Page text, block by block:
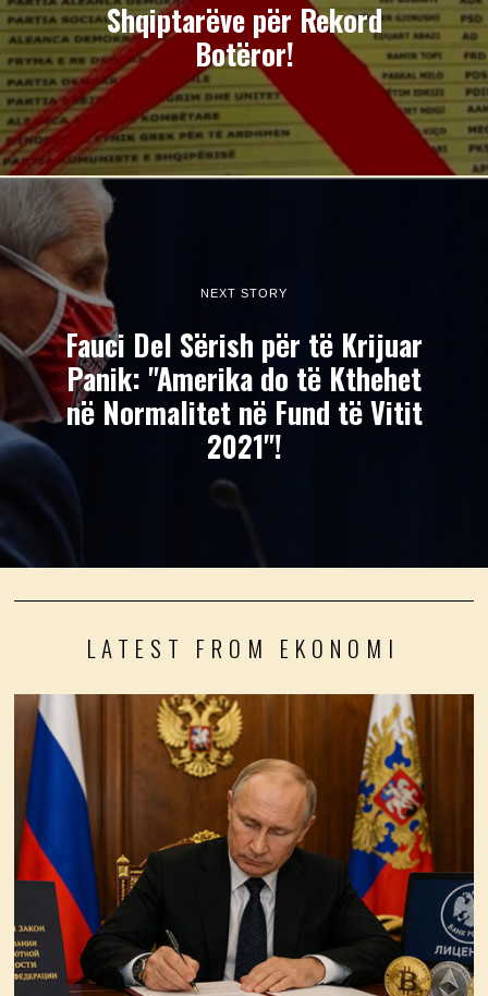
Shqiptarëve për Rekord
Botëror!
NEXT STORY
Fauci Del Sërish për të Krijuar
Panik: "Amerika do të Kthehet
në Normalitet në Fund të Vitit
2021"!
LATEST FROM EKONOMI